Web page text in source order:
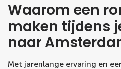
Waarom een
maken tijdens
naar
Met jarenlange ervaring en